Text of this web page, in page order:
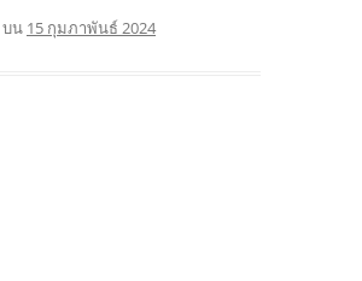
บน 15 กุมภาพันธ์ 2024